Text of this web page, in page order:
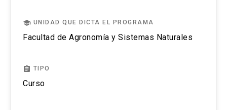
school UNIDAD QUE DICTA EL PROGRAMA
Facultad de Agronomía y Sistemas Naturales
assignment TIPO
Curso